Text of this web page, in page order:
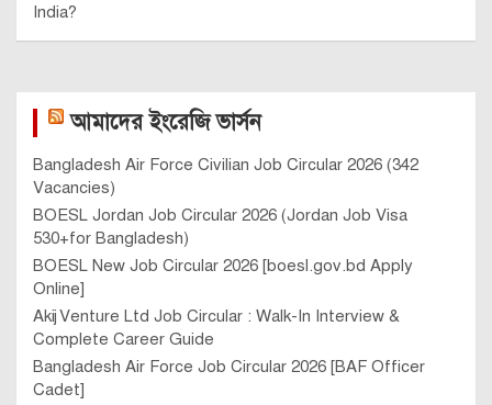
India?
আমাদের ইংরেজি ভার্সন
Bangladesh Air Force Civilian Job Circular 2026 (342
Vacancies)
BOESL Jordan Job Circular 2026 (Jordan Job Visa
530+for Bangladesh)
BOESL New Job Circular 2026 [boesl.gov.bd Apply
Online]
Akij Venture Ltd Job Circular : Walk-In Interview &
Complete Career Guide
Bangladesh Air Force Job Circular 2026 [BAF Officer
Cadet]